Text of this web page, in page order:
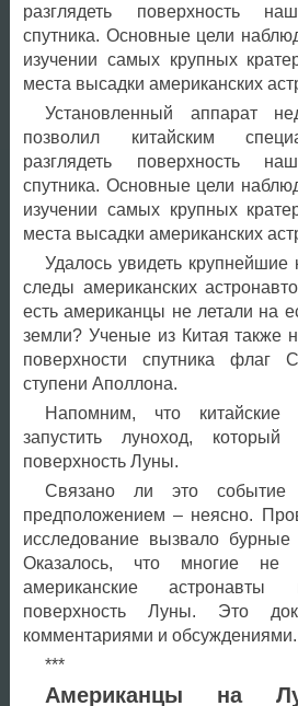
разглядеть поверхность
спутника. Основные цели
изучении самых крупных
места высадки американских
Установленный аппарат
позволил китайским
разглядеть поверхность
спутника. Основные цели
изучении самых крупных
места высадки американских
Удалось увидеть
следы американских
есть американцы не летали на
земли? Ученые из Китая также
поверхности спутника
ступени Аполлона.
Напомним, что китайские
запустить луноход, который
поверхность Луны.
Связано ли это событие
предположением – неясно.
исследование вызвало
Оказалось, что многие
американские астронавты
поверхность Луны. Это
комментариями и обсуждениями.
***
Американцы на